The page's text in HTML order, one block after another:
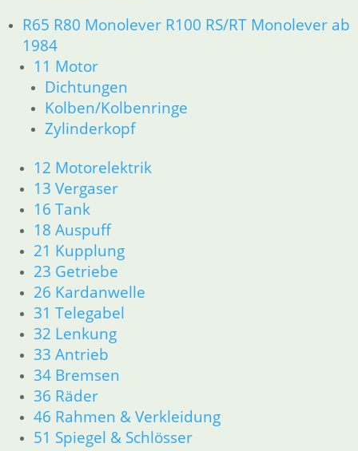
R65 R80 Monolever R100 RS/RT Monolever ab
1984
11 Motor
Dichtungen
Kolben/Kolbenringe
Zylinderkopf
12 Motorelektrik
13 Vergaser
16 Tank
18 Auspuff
21 Kupplung
23 Getriebe
26 Kardanwelle
31 Telegabel
32 Lenkung
33 Antrieb
34 Bremsen
36 Räder
46 Rahmen & Verkleidung
51 Spiegel & Schlösser
18 Auspuff
21 Kupplung
23 Getriebe
26 Kardanwelle
31 Telegabel
32 Lenkung
33 Antrieb
36 Räder
46 Rahmen & Verkleidung
51 Spiegel & Schlösser
52 Sitzbank
61 Fahrzeugelektrik
62 Instrumente
63 Scheinwerfer
R60/6 – R90/S
11 Motor
Dichtungen
Kolben/Kolbenringe
Zylinderkopf
12 Motorelektrik
13 Vergaser
16 Tank